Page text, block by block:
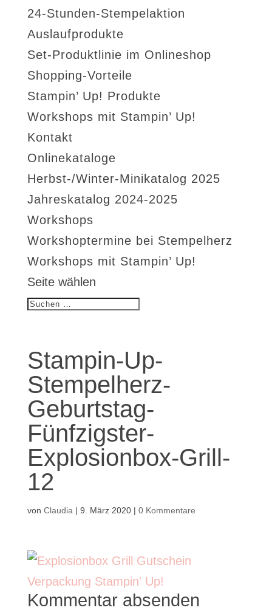
24-Stunden-Stempelaktion
Auslaufprodukte
Set-Produktlinie im Onlineshop
Shopping-Vorteile
Stampin’ Up! Produkte
Workshops mit Stampin’ Up!
Kontakt
Onlinekataloge
Herbst-/Winter-Minikatalog 2025
Jahreskatalog 2024-2025
Workshops
Workshoptermine bei Stempelherz
Workshops mit Stampin’ Up!
Seite wählen
Stampin-Up-
Stempelherz-
Geburtstag-
Fünfzigster-
Explosionbox-Grill-
12
von Claudia | 9. März 2020| 0 Kommentare
Kommentar absenden